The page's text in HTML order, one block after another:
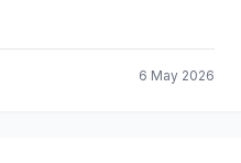
6 May 2026